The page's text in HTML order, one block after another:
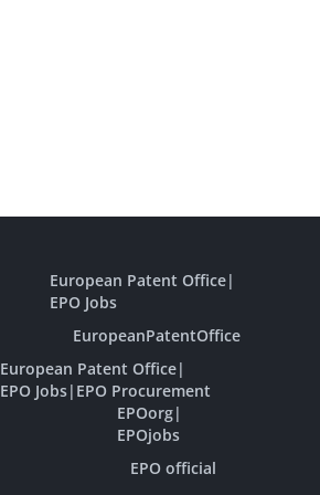
European Patent Office|
EPO Jobs
EuropeanPatentOffice
European Patent Office|
EPO Jobs| EPO Procurement
EPOorg|
EPOjobs
EPO official